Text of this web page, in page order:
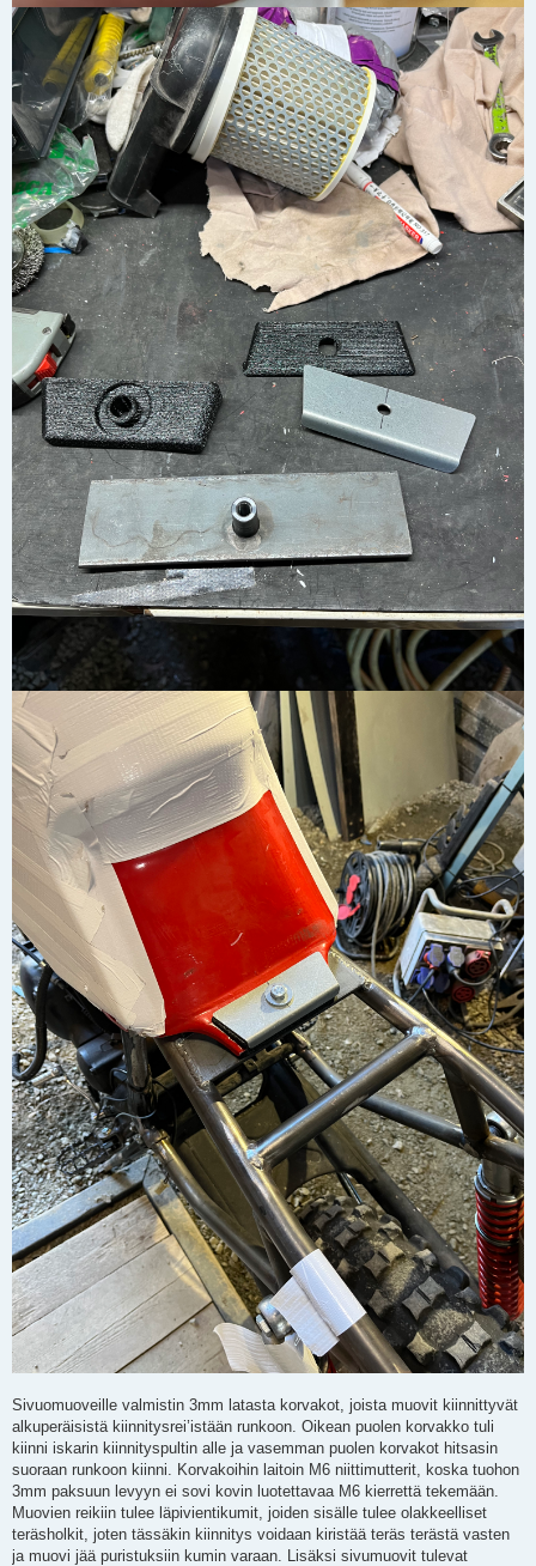
Sivuomuoveille valmistin 3mm latasta korvakot, joista muovit kiinnittyvät
alkuperäisistä kiinnitysrei’istään runkoon. Oikean puolen korvakko tuli
kiinni iskarin kiinnityspultin alle ja vasemman puolen korvakot hitsasin
suoraan runkoon kiinni. Korvakoihin laitoin M6 niittimutterit, koska tuohon
3mm paksuun levyyn ei sovi kovin luotettavaa M6 kierrettä tekemään.
Muovien reikiin tulee läpivientikumit, joiden sisälle tulee olakkeelliset
teräsholkit, joten tässäkin kiinnitys voidaan kiristää teräs terästä vasten
ja muovi jää puristuksiin kumin varaan. Lisäksi sivumuovit tulevat